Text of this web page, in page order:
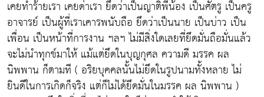
เคยทำร้ายเรา เคยด่าเรา ยึดว่าเป็นญาติพี่น้อง เป็นศัตรู เป็นครู
อาจารย์ เป็นผู้ที่เราเคารพนับถือ ยึดว่าเป็นนาย เป็นบ่าว เป็น
เพื่อน เป็นหน้าที่การงาน ฯลฯ ไม่มีสิ่งใดเลยที่ยึดมั่นถือมั่นแล้ว
จะไม่นำทุกข์มาให้ แม้แต่ยึดในบุญกุศล ความดี มรรค ผล
นิพพาน ก็ตามที ( อริยบุคคลนั้นไม่ยึดในรูปนามทั้งหลาย ไม่
ยินดีในการเกิดก็จริง แต่ก็ไม่ได้ยึดมั่นในมรรค ผล นิพพาน )